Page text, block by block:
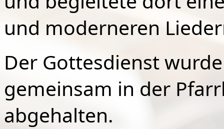
und moderneren
Der Gottesdienst
gemeinsam in der
abgehalten.